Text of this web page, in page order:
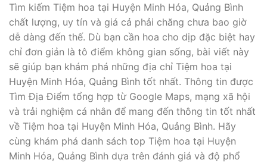
Tìm kiếm Tiệm hoa tại Huyện Minh Hóa, Quảng Bình
chất lượng, uy tín và giá cả phải chăng chưa bao giờ
dễ dàng đến thế. Dù bạn cần hoa cho dịp đặc biệt hay
chỉ đơn giản là tô điểm không gian sống, bài viết này
sẽ giúp bạn khám phá những địa chỉ Tiệm hoa tại
Huyện Minh Hóa, Quảng Bình tốt nhất. Thông tin được
Tìm Địa Điểm tổng hợp từ Google Maps, mạng xã hội
và trải nghiệm cá nhân để mang đến thông tin tốt nhất
về Tiệm hoa tại Huyện Minh Hóa, Quảng Bình. Hãy
cùng khám phá danh sách top Tiệm hoa tại Huyện
Minh Hóa, Quảng Bình dựa trên đánh giá và độ phổ